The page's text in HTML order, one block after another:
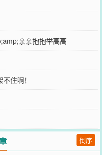
亲亲抱抱举高高
住啊！
倒序